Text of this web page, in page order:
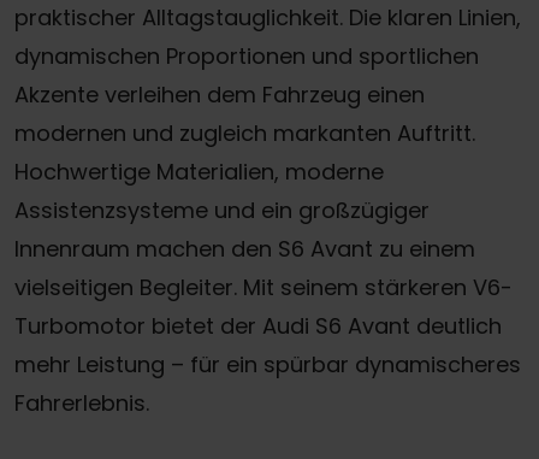
praktischer Alltagstauglichkeit. Die klaren Linien,
dynamischen Proportionen und sportlichen
Akzente verleihen dem Fahrzeug einen
modernen und zugleich markanten Auftritt.
Hochwertige Materialien, moderne
Assistenzsysteme und ein großzügiger
Innenraum machen den S6 Avant zu einem
vielseitigen Begleiter. Mit seinem stärkeren V6-
Turbomotor bietet der Audi S6 Avant deutlich
mehr Leistung – für ein spürbar dynamischeres
Fahrerlebnis.